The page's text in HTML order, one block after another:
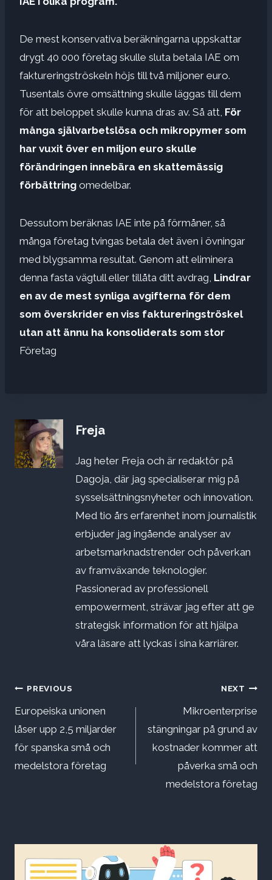
De mest konservativa beräkningarna uppskattar
drygt 40 000 företag skulle sluta betala IAE om
faktureringströskeln höjs till två miljoner euro.
Tusentals övre omsättning skulle läggas till dem
för att beloppet skulle kunna dras av. Så att, För
många självarbetslösa och mikropymer som
har vuxit över en miljon euro skulle
förändringen innebära en skattemässig
förbättring omedelbar.
Dessutom beräknas IAE inte på förmåner, så
många företag tvingas betala det även i övningar
med blygsamma resultat. Genom att eliminera
denna fasta vägtull eller tillåta ditt avdrag, Lindrar
en av de mest synliga avgifterna för dem
som överskrider en viss faktureringströskel
utan att ännu ha konsoliderats som stor
Företag
Freja
Jag heter Freja och är redaktör på
Dagoja, där jag specialiserar mig på
sysselsättningsnyheter och innovation.
Med tio års erfarenhet inom journalistik
erbjuder jag ingående analyser av
arbetsmarknadstrender och påverkan
av framväxande teknologier.
Passionerad av professionell
empowerment, strävar jag efter att ge
strategisk information för att hjälpa
våra läsare att lyckas i sina karriärer.
Inläggsnavigering
PREVIOUS
Europeiska unionen
låser upp 2,5 miljarder
för spanska små och
medelstora företag
NEXT
Mikroenterprise
stängningar på grund av
kostnader kommer att
påverka små och
medelstora företag